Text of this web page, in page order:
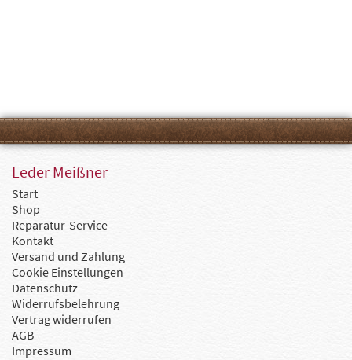
Leder Meißner
Start
Shop
Reparatur-Service
Kontakt
Versand und Zahlung
Cookie Einstellungen
Datenschutz
Widerrufsbelehrung
Vertrag widerrufen
AGB
Impressum